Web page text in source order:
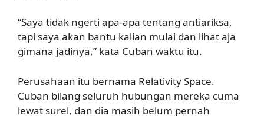
“Saya tidak ngerti apa-apa tentang antiariksa,
tapi saya akan bantu kalian mulai dan lihat aja
gimana jadinya,” kata Cuban waktu itu.
Perusahaan itu bernama Relativity Space.
Cuban bilang seluruh hubungan mereka cuma
lewat surel, dan dia masih belum pernah